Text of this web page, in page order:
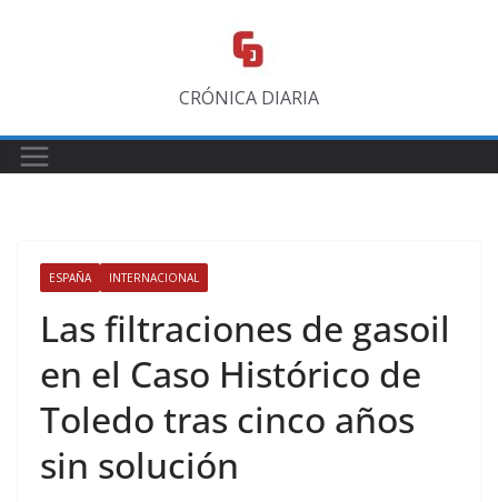
CRÓNICA DIARIA
ESPAÑA INTERNACIONAL
Las filtraciones de gasoil
en el Caso Histórico de
Toledo tras cinco años
sin solución